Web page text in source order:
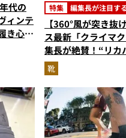
代の
ィンテ
き心地
特集
編集長が注目す
です」
【360°風が突き抜
ス最新「クライマ
集長が絶賛！“リカ
級に快適”な3Dプリ
『コレ買いです』
靴